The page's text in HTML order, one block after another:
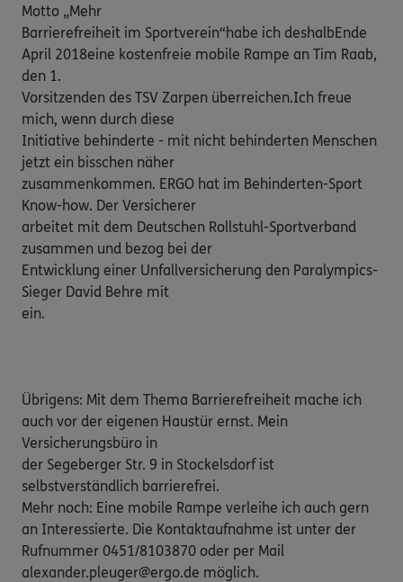
Motto „Mehr
Barrierefreiheit im Sportverein“habe ich deshalbEnde
April 2018eine kostenfreie mobile Rampe an Tim Raab,
den 1.
Vorsitzenden des TSV Zarpen überreichen.Ich freue
mich, wenn durch diese
Initiative behinderte - mit nicht behinderten Menschen
jetzt ein bisschen näher
zusammenkommen. ERGO hat im Behinderten-Sport
Know-how. Der Versicherer
arbeitet mit dem Deutschen Rollstuhl-Sportverband
zusammen und bezog bei der
Entwicklung einer Unfallversicherung den Paralympics-
Sieger David Behre mit
ein.
Übrigens: Mit dem Thema Barrierefreiheit mache ich
auch vor der eigenen Haustür ernst. Mein
Versicherungsbüro in
der Segeberger Str. 9 in Stockelsdorf ist
selbstverständlich barrierefrei.
Mehr noch: Eine mobile Rampe verleihe ich auch gern
an Interessierte. Die Kontaktaufnahme ist unter der
Rufnummer 0451/8103870 oder per Mail
alexander.pleuger@ergo.de möglich.